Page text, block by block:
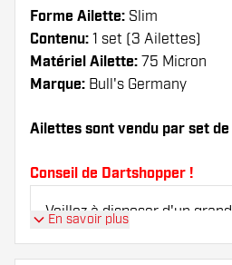
Forme Ailette: Slim
Contenu: 1 set (3 Ailettes)
Matériel Ailette: 75 Micron
Marque: Bull's Germany
Ailettes sont vendu par set
Conseil de Dartshopper !
Veillez à disposer d'un
cassés à l'usage.
En savoir plus